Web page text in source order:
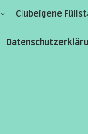
Clubeigene